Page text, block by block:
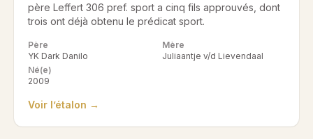
père Leffert 306 pref. sport a cinq fils approuvés, dont
trois ont déjà obtenu le prédicat sport.
Père
YK Dark Danilo
Mère
Juliaantje v/d Lievendaal
Né(e)
2009
Voir l’étalon →